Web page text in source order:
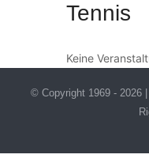
Tennis
Keine
© Copyright 1969 - 2026